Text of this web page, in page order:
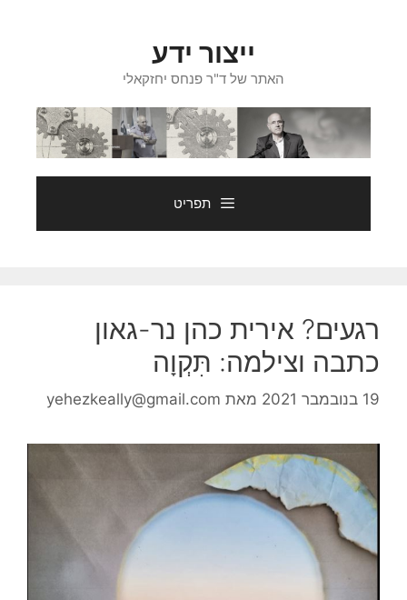
ייצור ידע
האתר של ד"ר פנחס יחזקאלי
תפריט
רגעים? אירית כהן נר-גאון
כתבה וצילמה: תִּקְוָה
19 בנובמבר 2021 מאת yehezkeally@gmail.com